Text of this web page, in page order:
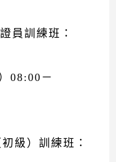
員訓練班：
08:00－
級）訓練班：